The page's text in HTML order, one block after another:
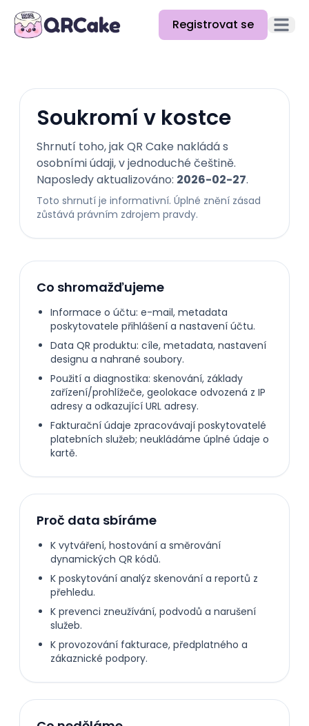
Registrovat se
Ceník
Blog
Dokumentace
Nápověda
API
Soukromí v kostce
Shrnutí toho, jak QR Cake nakládá s
osobními údaji, v jednoduché češtině.
Naposledy aktualizováno: 2026-02-27.
Toto shrnutí je informativní. Úplné znění zásad
zůstává právním zdrojem pravdy.
Co shromažďujeme
Informace o účtu: e-mail, metadata
poskytovatele přihlášení a nastavení účtu.
Data QR produktu: cíle, metadata, nastavení
designu a nahrané soubory.
Použití a diagnostika: skenování, základy
zařízení/prohlížeče, geolokace odvozená z IP
adresy a odkazující URL adresy.
Fakturační údaje zpracovávají poskytovatelé
platebních služeb; neukládáme úplné údaje o
kartě.
Proč data sbíráme
K vytváření, hostování a směrování
dynamických QR kódů.
K poskytování analýz skenování a reportů z
přehledu.
K prevenci zneužívání, podvodů a narušení
služeb.
K provozování fakturace, předplatného a
zákaznické podpory.